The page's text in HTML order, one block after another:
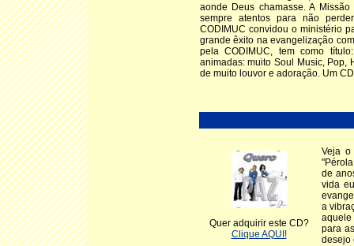
aonde Deus chamasse. A
sempre atentos para não
CODIMUC convidou o ministério
grande êxito na evangelização
pela CODIMUC, tem como
animadas: muito Soul Music, Pop,
de muito louvor e adoração. Um
Quer adquirir este CD?
Clique AQUI!
Veja o
de
vida
a
aquele
para
desejo